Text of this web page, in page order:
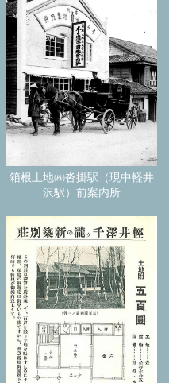
箱根土地㈱沓掛駅（現中軽井
沢駅）前案内所